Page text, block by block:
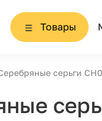
Товары
серьги